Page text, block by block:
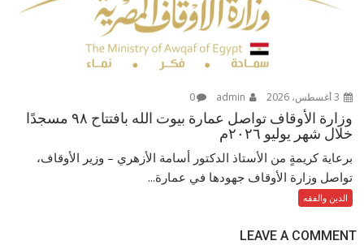
0
وزارة الأوقاف تواصل عمارة بيوت الله بافتتاح ٩٨ مسجدًا
خلال شهر يوليو ٢٠٢٦م
برعاية كريمةٍ من الأستاذ الدكتور أسامة الأزهري – وزير الأوقاف،
تواصل وزارة الأوقاف جهودها في عمارة...
الدين والفقه
LEAVE A COMMENT